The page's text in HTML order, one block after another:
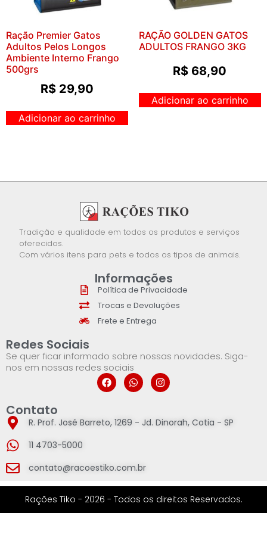
Ração Premier Gatos
Adultos Pelos Longos
Ambiente Interno Frango
500grs
R$ 29,90
Adicionar ao carrinho
RAÇÃO GOLDEN GATOS
ADULTOS FRANGO 3KG
R$ 68,90
Adicionar ao carrinho
Tradição e qualidade em todos os produtos e serviços
oferecidos.
Com vários itens para pets e todos os tipos de animais.
Informações
Política de Privacidade
Trocas e Devoluções
Frete e Entrega
Redes Sociais
Se quer ficar informado sobre nossas novidades. Siga-
nos em nossas redes sociais
Contato
R. Prof. José Barreto, 1269 - Jd. Dinorah, Cotia - SP
11 4703-5000
contato@racoestiko.com.br
Rações Tiko - 2026 - Todos os direitos Reservados.